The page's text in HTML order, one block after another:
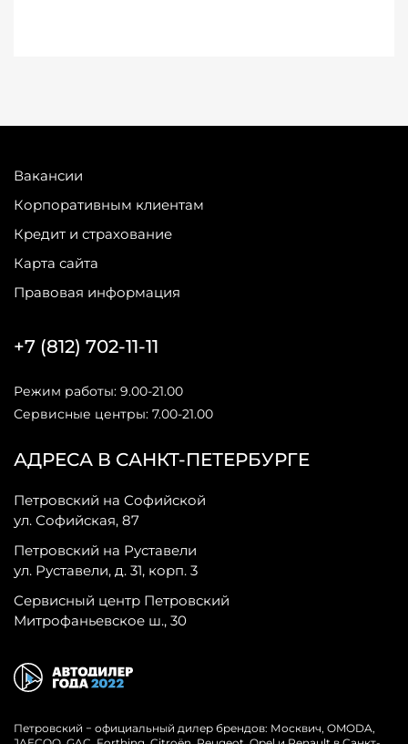
Вакансии
Корпоративным клиентам
Кредит и страхование
Карта сайта
Правовая информация
АДРЕСА В САНКТ-ПЕТЕРБУРГЕ
Петровский на Софийской
ул. Софийская, 87
Петровский на Руставели
ул. Руставели, д. 31, корп. 3
Сервисный центр Петровский
Митрофаньевское ш., 30
+7 (812) 702-11-11
Режим работы: 9.00-21.00
Сервисные центры: 7.00-21.00
Петровский − официальный дилер брендов: Москвич, OMODA,